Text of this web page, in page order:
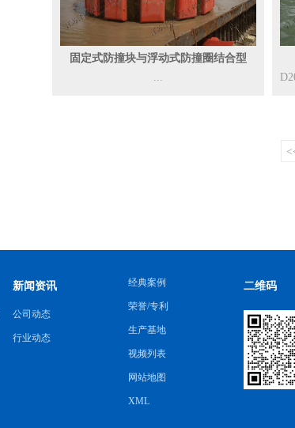
固定式防撞块与浮动式防撞圈结合型
新闻资讯
公司动态
行业动态
经典案例
荣誉/专利
生产基地
视频列表
网站地图
XML
二维码